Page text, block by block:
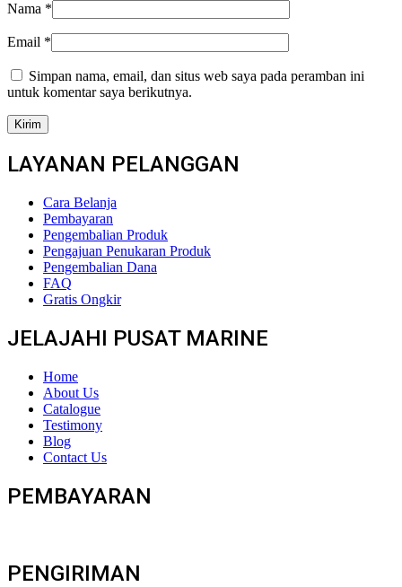
Nama *
Email *
Simpan nama, email, dan situs web saya pada peramban ini
untuk komentar saya berikutnya.
LAYANAN PELANGGAN
Cara Belanja
Pembayaran
Pengembalian Produk
Pengajuan Penukaran Produk
Pengembalian Dana
FAQ
Gratis Ongkir
JELAJAHI PUSAT MARINE
Home
About Us
Catalogue
Testimony
Blog
Contact Us
PEMBAYARAN
PENGIRIMAN